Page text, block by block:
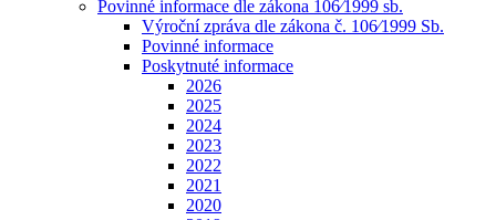
Povinné informace dle zákona 106⁄1999 sb.
Výroční zpráva dle zákona č. 106⁄1999 Sb.
Povinné informace
Poskytnuté informace
2026
2025
2024
2023
2022
2021
2020